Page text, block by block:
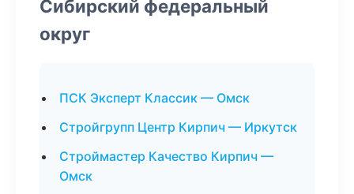
Сибирский федеральный
округ
ПСК Эксперт Классик — Омск
Стройгрупп Центр Кирпич — Иркутск
Строймастер Качество Кирпич —
Омск